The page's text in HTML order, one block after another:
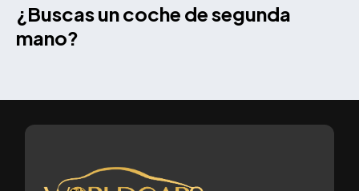
¿Buscas un coche de segunda
mano?